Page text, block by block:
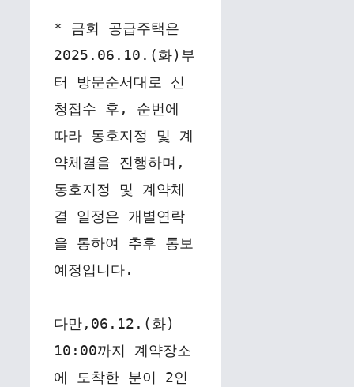
* 금회 공급주택은
2025.06.10.(화)부
터 방문순서대로 신
청접수 후, 순번에
따라 동호지정 및 계
약체결을 진행하며,
동호지정 및 계약체
결 일정은 개별연락
을 통하여 추후 통보
예정입니다.
다만,06.12.(화)
10:00까지 계약장소
에 도착한 분이 2인